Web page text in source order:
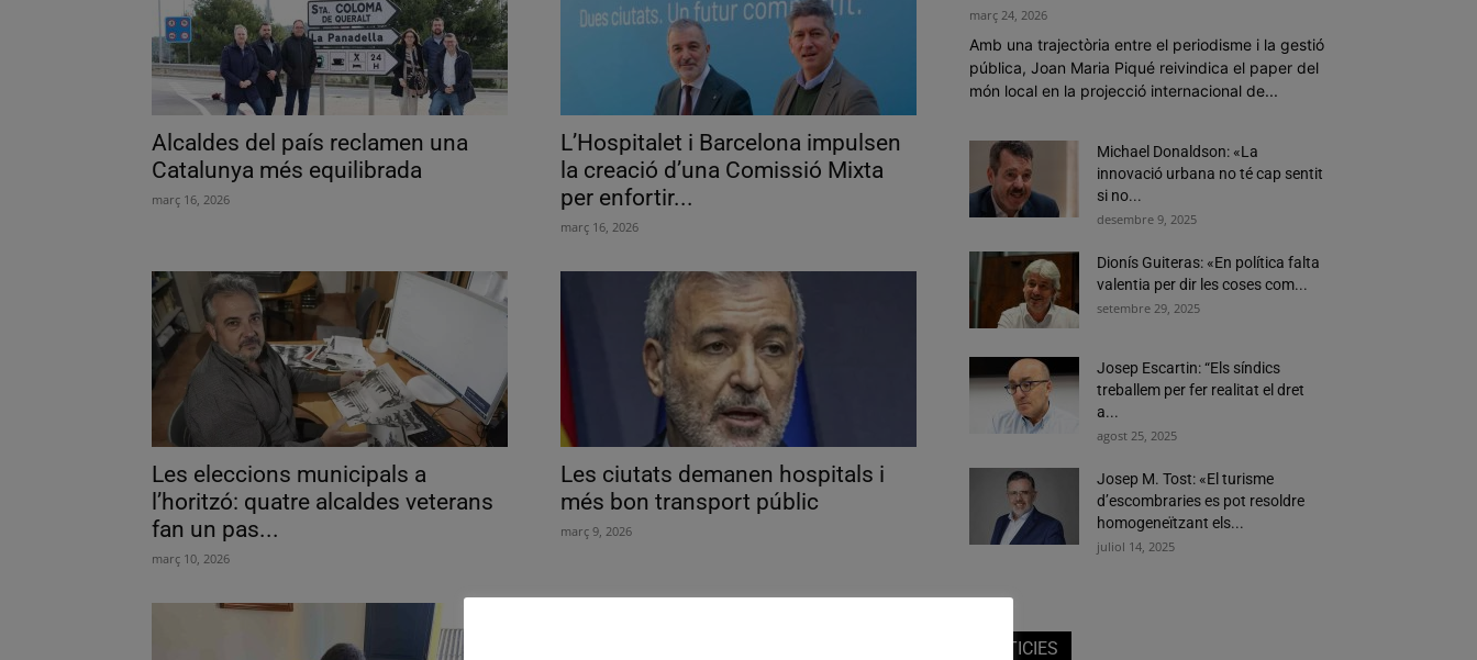
Alcaldes del país reclamen una
Catalunya més equilibrada
març 16, 2026
L’Hospitalet i Barcelona impulsen
la creació d’una Comissió Mixta
per enfortir...
març 16, 2026
Les eleccions municipals a
l’horitzó: quatre alcaldes veterans
fan un pas...
març 10, 2026
Les ciutats demanen hospitals i
més bon transport públic
març 9, 2026
març 24, 2026
Amb una trajectòria entre el periodisme i la gestió
pública, Joan Maria Piqué reivindica el paper del
món local en la projecció internacional de...
Michael Donaldson: «La
innovació urbana no té cap sentit
si no...
desembre 9, 2025
Dionís Guiteras: «En política falta
valentia per dir les coses com...
setembre 29, 2025
Josep Escartin: “Els síndics
treballem per fer realitat el dret
a...
agost 25, 2025
Josep M. Tost: «El turisme
d’escombraries es pot resoldre
homogeneïtzant els...
juliol 14, 2025
NOTICIES